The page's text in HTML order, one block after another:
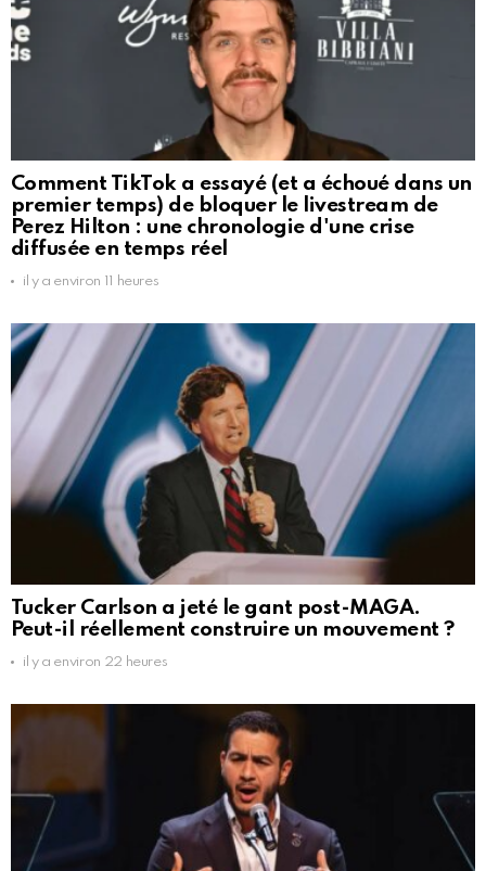
Comment TikTok a essayé (et a échoué dans un
premier temps) de bloquer le livestream de
Perez Hilton : une chronologie d'une crise
diffusée en temps réel
il y a environ 11 heures
Tucker Carlson a jeté le gant post-MAGA.
Peut-il réellement construire un mouvement ?
il y a environ 22 heures